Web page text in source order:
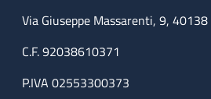
Via Giuseppe Massarenti, 9,
C.F. 92038610371
P.IVA 02553300373